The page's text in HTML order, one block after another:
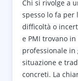
Chi si rivolge a
spesso lo fa
difficoltà o
e PMI trovano
professionale in
situazione e
concreti. La